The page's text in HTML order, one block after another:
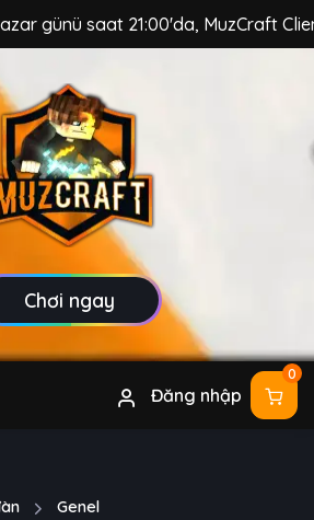
saat 21:00'da, MuzCraft Client
Chơi ngay
Đăng nhập
0
Genel